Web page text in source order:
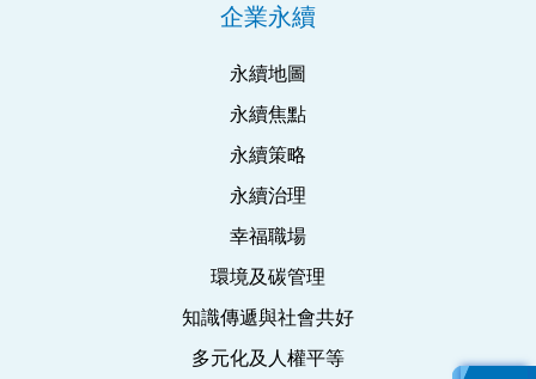
企業永續
永續地圖
永續焦點
永續策略
永續治理
幸福職場
環境及碳管理
知識傳遞與社會共好
多元化及人權平等